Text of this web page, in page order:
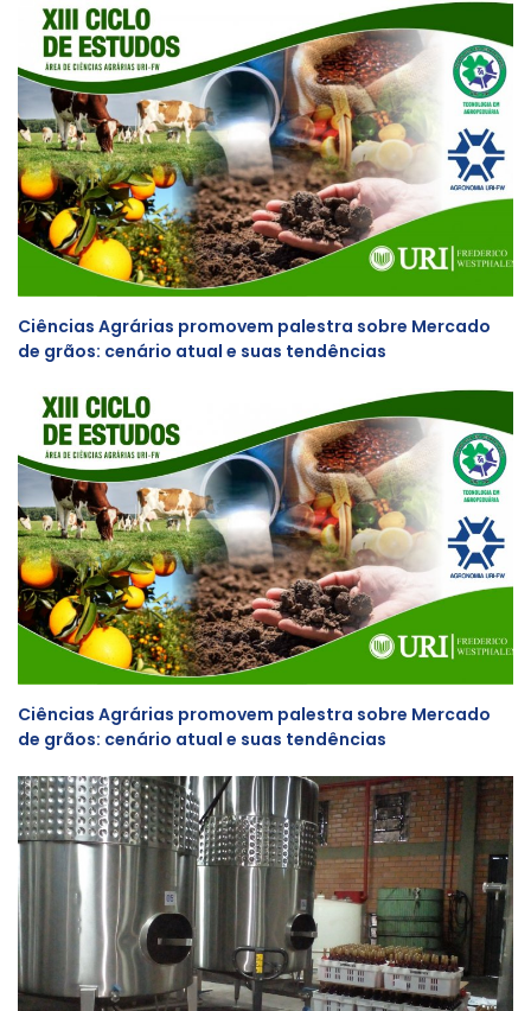
Ciências Agrárias promovem palestra sobre Mercado
de grãos: cenário atual e suas tendências
Ciências Agrárias promovem palestra sobre Mercado
de grãos: cenário atual e suas tendências